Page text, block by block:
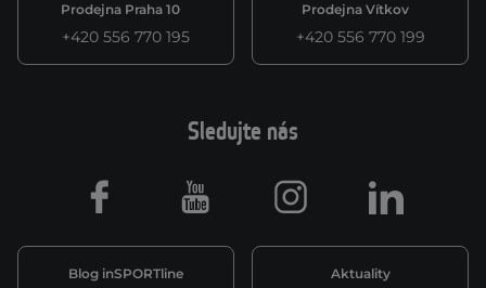
Prodejna Praha 10
+420 556 770 195
Prodejna Vítkov
+420 556 770 199
Sledujte nás
Blog inSPORTline Aktuality
Facebook Youtube Instagram LinkedIn